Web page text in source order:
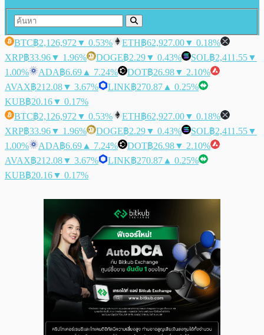
BTC฿2,126,972 ▼ 0.53% ETH฿62,927.00▼ 0.18%
XRP฿33.96▼ 1.96% DOGE฿2.29▼ 0.43% SOL฿2,411.55▼
1.00%
ADA฿6.69 ▲ 7.24% DOT฿26.98▼ 2.10%
AVAX฿212.08▼ 3.67% LINK฿270.87 ▲ 0.25%
KUB฿20.16▼ 0.17%
BTC฿2,126,972 ▼ 0.53% ETH฿62,927.00▼ 0.18%
XRP฿33.96▼ 1.96% DOGE฿2.29▼ 0.43% SOL฿2,411.55▼
1.00%
ADA฿6.69 ▲ 7.24% DOT฿26.98▼ 2.10%
AVAX฿212.08▼ 3.67% LINK฿270.87 ▲ 0.25%
KUB฿20.16▼ 0.17%